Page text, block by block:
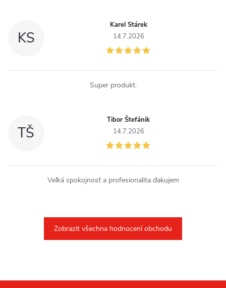
KS
Karel Stárek
14.7.2026
Super produkt.
TŠ
Tibor Štefánik
14.7.2026
Veľká spokojnosť a profesionalita ďakujem
Zobrazit všechna hodnocení obchodu